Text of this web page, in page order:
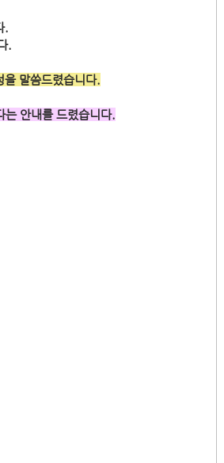
.
.
을 말씀드렸습니다.
안내를 드렸습니다.